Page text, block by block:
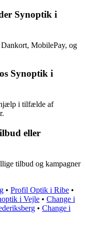
Synoptik i
MobilePay, og
Synoptik i
i tilfælde af
eller
tilbud og kampagner
• Profil Optik i Ribe •
i Vejle • Change i
• Change i